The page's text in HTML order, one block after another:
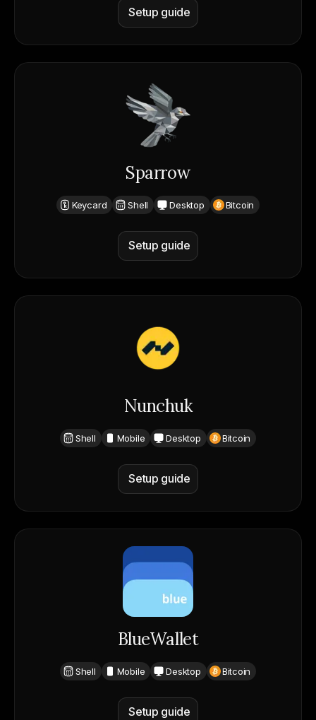
Setup guide
Sparrow
Keycard Shell Desktop Bitcoin
Setup guide
Nunchuk
Shell Mobile Desktop Bitcoin
Setup guide
BlueWallet
Shell Mobile Desktop Bitcoin
Setup guide